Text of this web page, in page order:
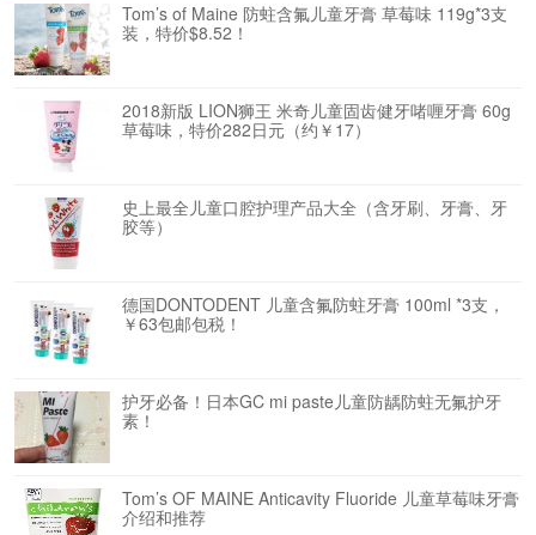
Tom’s of Maine 防蛀含氟儿童牙膏 草莓味 119g*3支
装，特价$8.52！
2018新版 LION狮王 米奇儿童固齿健牙啫喱牙膏 60g
草莓味，特价282日元（约￥17）
史上最全儿童口腔护理产品大全（含牙刷、牙膏、牙
胶等）
德国DONTODENT 儿童含氟防蛀牙膏 100ml *3支，
￥63包邮包税！
护牙必备！日本GC mi paste儿童防龋防蛀无氟护牙
素！
Tom’s OF MAINE Anticavity Fluoride 儿童草莓味牙膏
介绍和推荐